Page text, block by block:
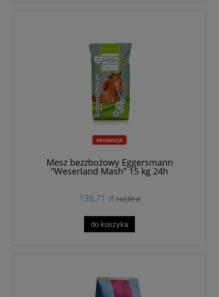
PROMOCJA
Mesz bezzbożowy Eggersmann
"Weserland Mash" 15 kg 24h
138,71 zł143,00 zł
do koszyka